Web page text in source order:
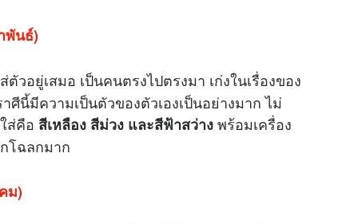
พันธ์)
วอยู่เสมอ เป็นคนตรงไปตรงมา เก่งในเรื่องของ
นี้มีความเป็นตัวของตัวเองเป็นอย่างมาก ไม่
ส่คือ สีเหลือง สีม่วง และสีฟ้าสว่างพร้อมเครื่อง
โฉลกมาก
ม)